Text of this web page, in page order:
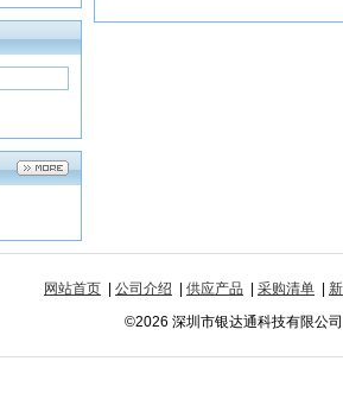
网站首页 公司介绍 供应产品 采购清单
©2026 深圳市银达通科技有限公